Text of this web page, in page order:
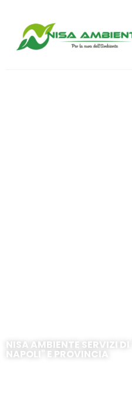
NISA AMBIENTE SERVIZI
NAPOLI" E PROVINCIA